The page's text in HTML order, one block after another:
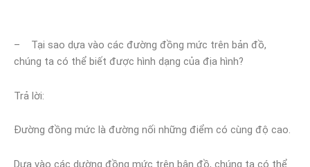
– Tại sao dựa vào các đường đồng mức trên bản đồ,
chúng ta có thể biết được hình dạng của địa hình?
Trả lời:
Đường đồng mức là đường nối những điểm có cùng độ cao.
Dựa vào các dường đồng mức trên bân đồ, chúng ta có thể